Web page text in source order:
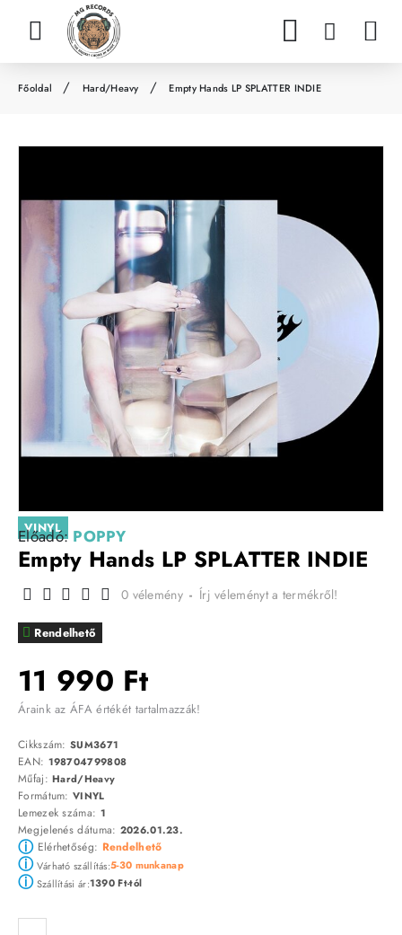
Hard/Heavy Empty Hands LP SPLATTER INDIE
VINYL
Előadó: POPPY
Empty Hands LP SPLATTER INDIE
Rendelhető
0 vélemény - Írj véleményt a termékről!
11 990 Ft
Áraink az ÁFA értékét tartalmazzák!
Cikkszám: SUM3671
EAN: 198704799808
Műfaj:Hard/Heavy
Formátum: VINYL
Lemezek száma: 1
Megjelenés dátuma: 2026.01.23.
ⓘElérhetőség: Rendelhető
ⓘVárható szállítás:5-30 munkanap
ⓘSzállítási ár:1390 Ft-tól